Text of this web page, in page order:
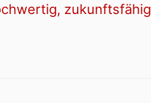
zukunftsfähig